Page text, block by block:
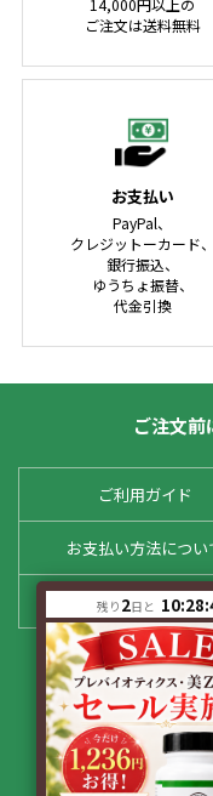
14,000円以上の
ご注文は送料無料
お支払い
PayPal、
クレジットーカード、
銀行振込、
ゆうちょ振替、
代金引換
ご注文
ご利用ガイド
お支払い方法につい
お客様の声
お
残り 2日と